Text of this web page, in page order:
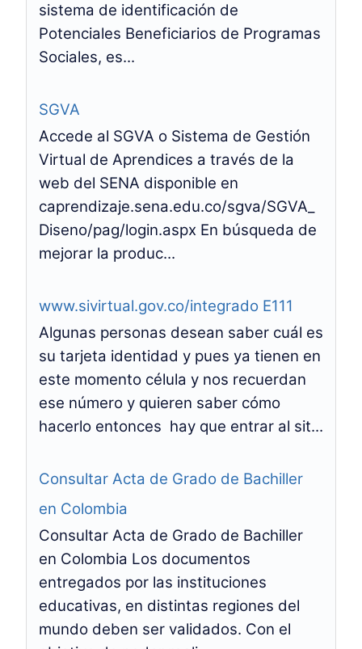
sistema de identificación de
Potenciales Beneficiarios de Programas
Sociales, es...
SGVA
Accede al SGVA o Sistema de Gestión
Virtual de Aprendices a través de la
web del SENA disponible en
caprendizaje.sena.edu.co/sgva/SGVA_
Diseno/pag/login.aspx En búsqueda de
mejorar la produc...
www.sivirtual.gov.co/integrado E111
Algunas personas desean saber cuál es
su tarjeta identidad y pues ya tienen en
este momento célula y nos recuerdan
ese número y quieren saber cómo
hacerlo entonces hay que entrar al sit...
Consultar Acta de Grado de Bachiller
en Colombia
Consultar Acta de Grado de Bachiller
en Colombia Los documentos
entregados por las instituciones
educativas, en distintas regiones del
mundo deben ser validados. Con el